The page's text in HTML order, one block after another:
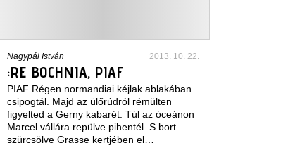
Nagypál István 2013. 10. 22.
:RE BOCHNIA, PIAF
PIAF Régen normandiai kéjlak ablakában
csipogtál. Majd az ülőrúdról rémülten
figyelted a Gerny kabarét. Túl az óceánon
Marcel vállára repülve pihentél. S bort
szürcsölve Grasse kertjében el…